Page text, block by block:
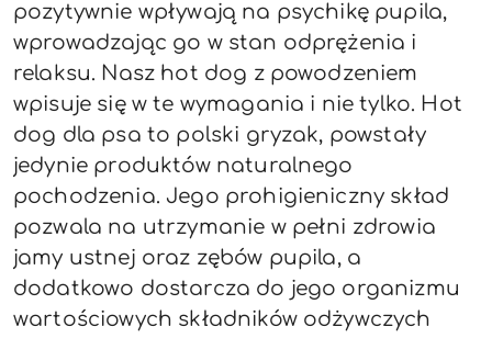
pozytywnie wpływają na psychikę pupila,
wprowadzając go w stan odprężenia i
relaksu. Nasz hot dog z powodzeniem
wpisuje się w te wymagania i nie tylko. Hot
dog dla psa to polski gryzak, powstały
jedynie produktów naturalnego
pochodzenia. Jego prohigieniczny skład
pozwala na utrzymanie w pełni zdrowia
jamy ustnej oraz zębów pupila, a
dodatkowo dostarcza do jego organizmu
wartościowych składników odżywczych